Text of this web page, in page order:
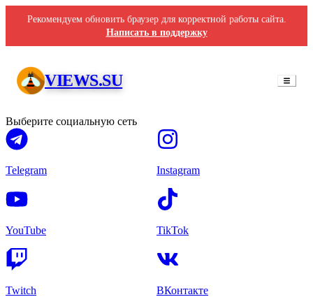
Рекомендуем обновить браузер для корректной работы сайта.
Написать в поддержку
VIEWS.SU
Выберите социальную сеть
Telegram Instagram
YouTube TikTok
Twitch ВКонтакте